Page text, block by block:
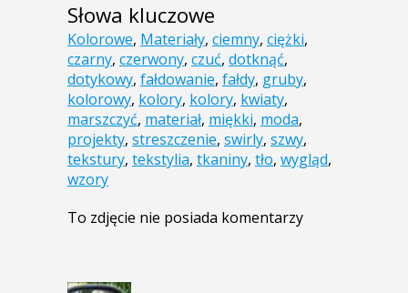
Słowa kluczowe
Kolorowe, Materiały, ciemny, ciężki,
czarny, czerwony, czuć, dotknąć,
dotykowy, fałdowanie, fałdy, gruby,
kolorowy, kolory, kolory, kwiaty,
marszczyć, materiał, miękki, moda,
projekty, streszczenie, swirly, szwy,
tekstury, tekstylia, tkaniny, tło, wygląd,
wzory
To zdjęcie nie posiada komentarzy